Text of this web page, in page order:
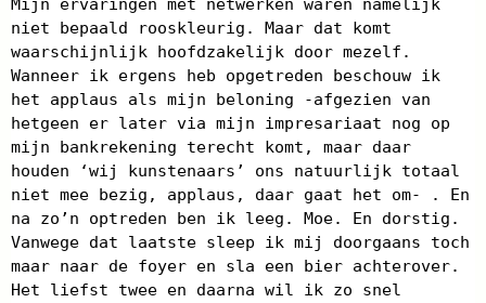
Mijn ervaringen met netwerken waren namelijk
niet bepaald rooskleurig. Maar dat komt
waarschijnlijk hoofdzakelijk door mezelf.
Wanneer ik ergens heb opgetreden beschouw ik
het applaus als mijn beloning -afgezien van
hetgeen er later via mijn impresariaat nog op
mijn bankrekening terecht komt, maar daar
houden ‘wij kunstenaars’ ons natuurlijk totaal
niet mee bezig, applaus, daar gaat het om- . En
na zo’n optreden ben ik leeg. Moe. En dorstig.
Vanwege dat laatste sleep ik mij doorgaans toch
maar naar de foyer en sla een bier achterover.
Het liefst twee en daarna wil ik zo snel